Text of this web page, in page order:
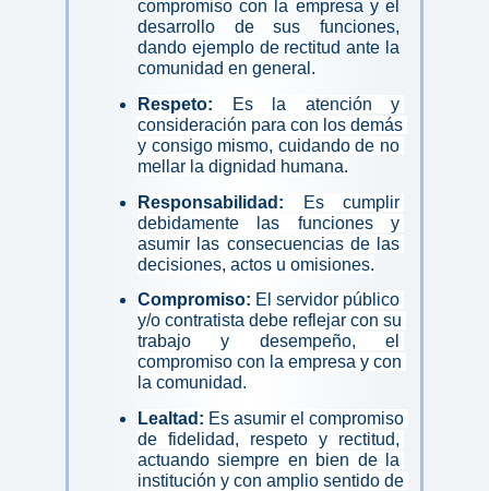
compromiso con la empresa y el
desarrollo de sus funciones,
dando ejemplo de rectitud ante la
comunidad en general.
Respeto:
Es la atención y
consideración para con los demás
y consigo mismo, cuidando de no
mellar la dignidad humana.
Responsabilidad: Es cumplir
debidamente las funciones y
asumir las consecuencias de las
decisiones, actos u omisiones.
Compromiso: El servidor público
y/o contratista debe reflejar con su
trabajo y desempeño, el
compromiso con la empresa y con
la comunidad.
Lealtad: Es asumir el compromiso
de fidelidad, respeto y rectitud,
actuando siempre en bien de la
institución y con amplio sentido de